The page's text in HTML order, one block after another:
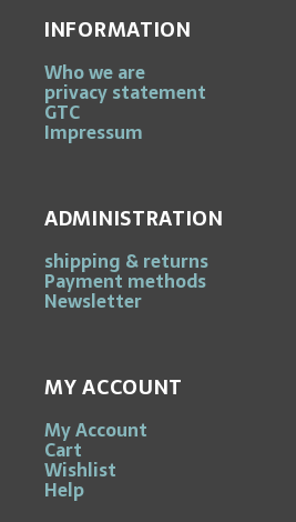
INFORMATION
Who we are
privacy statement
GTC
Impressum
ADMINISTRATION
shipping & returns
Payment methods
Newsletter
MY ACCOUNT
My Account
Cart
Wishlist
Help